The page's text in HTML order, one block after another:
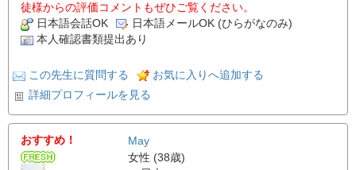
徒様からの評価コメントもぜひご覧ください。
日本語会話OK
日本語メールOK (ひらがなのみ)
本人確認書類提出あり
この先生に質問する
お気に入りへ追加する
詳細プロフィールを見る
おすすめ！
May
女性 (38歳)